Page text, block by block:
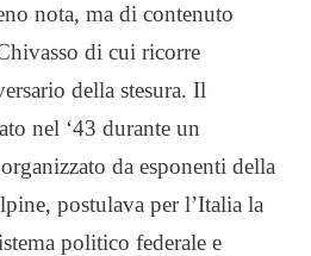
nota, ma di contenuto
di cui ricorre
della stesura. Il
nel ‘43 durante un
da esponenti della
postulava per l’Italia la
politico federale e